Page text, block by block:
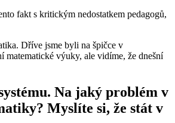
fakt s kritickým nedostatkem pedagogů,
Dříve jsme byli na špičce v
matematické výuky, ale vidíme, že dnešní
Na jaký problém v
Myslíte si, že stát v